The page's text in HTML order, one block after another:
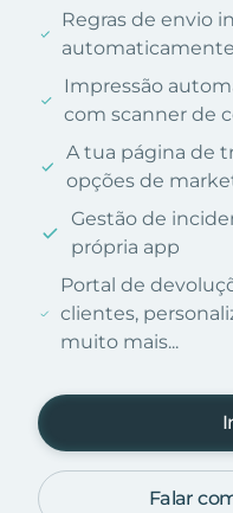
Regras de envio
Impressão
com scanner de
A tua página de
opções de
Gestão de
própria app
Portal de
clientes,
muito mais...
Falar